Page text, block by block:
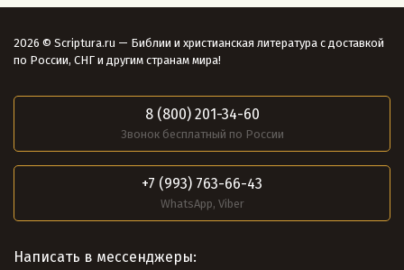
2026 © Scriptura.ru — Библии и христианская литература с доставкой
по России, СНГ и другим странам мира!
8 (800) 201-34-60
Звонок бесплатный по России
+7 (993) 763-66-43
WhatsApp, Viber
Написать в мессенджеры: